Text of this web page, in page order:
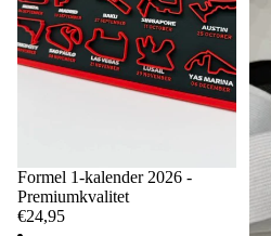
Formel 1-kalender 2026 -
Premiumkvalitet
€24,95